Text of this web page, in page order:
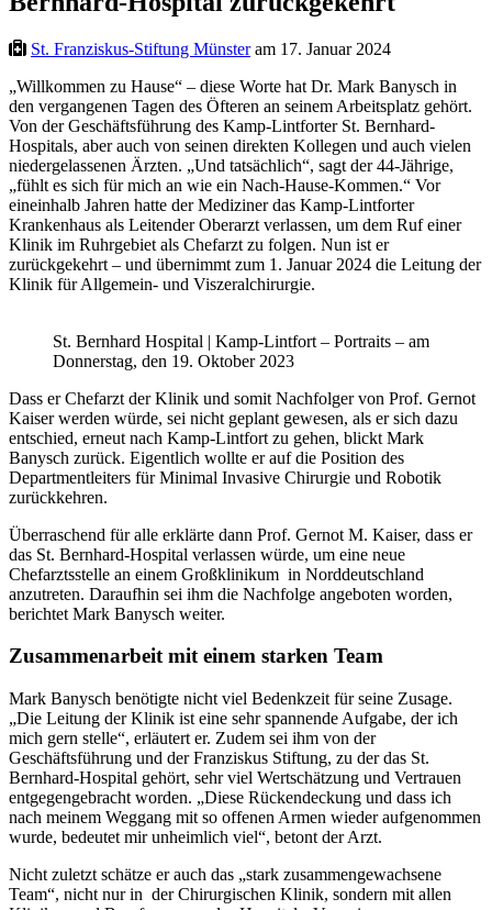
St. Franziskus-Stiftung Münsteram 17. Januar 2024
„Willkommen zu Hause“ – diese Worte hat Dr. Mark Banysch in
den vergangenen Tagen des Öfteren an seinem Arbeitsplatz gehört.
Von der Geschäftsführung des Kamp-Lintforter St. Bernhard-
Hospitals, aber auch von seinen direkten Kollegen und auch vielen
niedergelassenen Ärzten. „Und tatsächlich“, sagt der 44-Jährige,
„fühlt es sich für mich an wie ein Nach-Hause-Kommen.“ Vor
eineinhalb Jahren hatte der Mediziner das Kamp-Lintforter
Krankenhaus als Leitender Oberarzt verlassen, um dem Ruf einer
Klinik im Ruhrgebiet als Chefarzt zu folgen. Nun ist er
zurückgekehrt – und übernimmt zum 1. Januar 2024 die Leitung der
Klinik für Allgemein- und Viszeralchirurgie.
St. Bernhard Hospital | Kamp-Lintfort – Portraits – am
Donnerstag, den 19. Oktober 2023
Dass er Chefarzt der Klinik und somit Nachfolger von Prof. Gernot
Kaiser werden würde, sei nicht geplant gewesen, als er sich dazu
entschied, erneut nach Kamp-Lintfort zu gehen, blickt Mark
Banysch zurück. Eigentlich wollte er auf die Position des
Departmentleiters für Minimal Invasive Chirurgie und Robotik
zurückkehren.
Überraschend für alle erklärte dann Prof. Gernot M. Kaiser, dass er
das St. Bernhard-Hospital verlassen würde, um eine neue
Chefarztsstelle an einem Großklinikum in Norddeutschland
anzutreten. Daraufhin sei ihm die Nachfolge angeboten worden,
berichtet Mark Banysch weiter.
Zusammenarbeit mit einem starken Team
Mark Banysch benötigte nicht viel Bedenkzeit für seine Zusage.
„Die Leitung der Klinik ist eine sehr spannende Aufgabe, der ich
mich gern stelle“, erläutert er. Zudem sei ihm von der
Geschäftsführung und der Franziskus Stiftung, zu der das St.
Bernhard-Hospital gehört, sehr viel Wertschätzung und Vertrauen
entgegengebracht worden. „Diese Rückendeckung und dass ich
nach meinem Weggang mit so offenen Armen wieder aufgenommen
wurde, bedeutet mir unheimlich viel“, betont der Arzt.
Nicht zuletzt schätze er auch das „stark zusammengewachsene
Team“, nicht nur in der Chirurgischen Klinik, sondern mit allen